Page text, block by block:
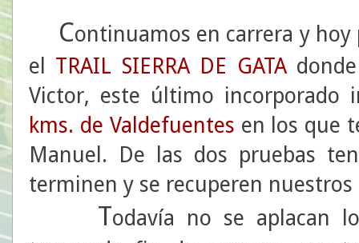
Continuamos en carrera y
el TRAIL SIERRA DE GATAdonde
Victor, este último
kms. de Valdefuentes en los que
Manuel. De las dos pruebas
terminen y se recuperen
Todavía no se aplacan